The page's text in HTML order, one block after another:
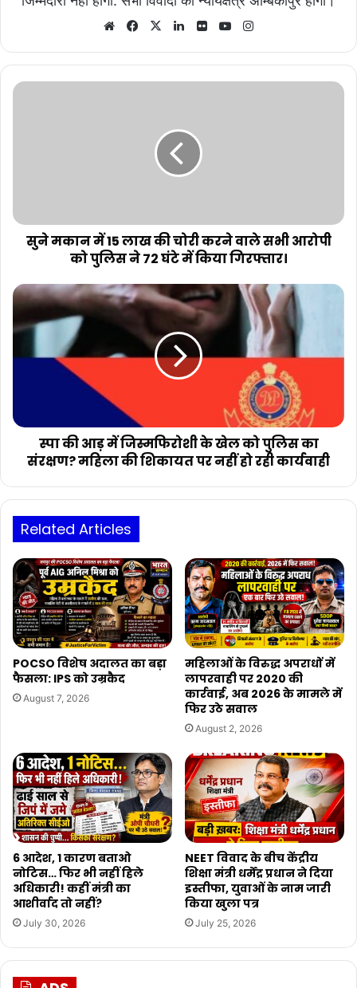
WebsiteFacebook
X LinkedIn
Flickr YouTube
सुने
वाले
सभी
पुलिस
ने
72
में
सुने मकान में 15 लाख की चोरी करने वाले सभी आरोपी
को पुलिस ने 72 घंटे में किया गिरफ्तार।
स्पा
की
आड़
जिस्मफिरोशी
पुलिस
संरक्षण?
की
पर
नहीं
हो
रही
कार्यवाही
स्पा की आड़ में जिस्मफिरोशी के खेल को पुलिस का
संरक्षण? महिला की शिकायत पर नहीं हो रही कार्यवाही
Related Articles
POCSO विशेष अदालत का बड़ा
फैसला: IPS को उम्रकैद
August 7, 2026
महिलाओं के विरुद्ध अपराधों में
लापरवाही पर 2020 की
कार्रवाई, अब 2026 के मामले में
फिर उठे सवाल
August 2, 2026
6 आदेश, 1 कारण बताओ
नोटिस… फिर भी नहीं हिले
अधिकारी! कहीं मंत्री का
आशीर्वाद तो नहीं?
July 30, 2026
NEET विवाद के बीच केंद्रीय
शिक्षा मंत्री धर्मेंद्र प्रधान ने दिया
इस्तीफा, युवाओं के नाम जारी
किया खुला पत्र
July 25, 2026